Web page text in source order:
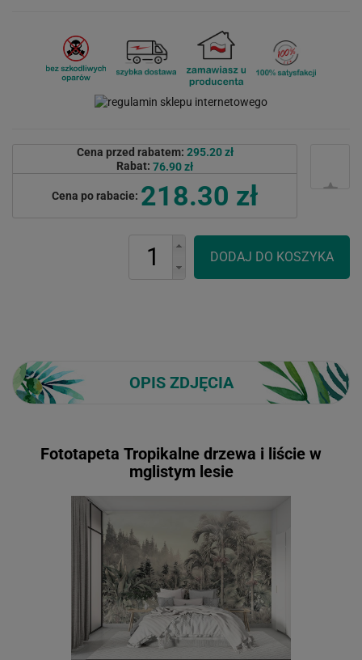
Cena przed rabatem: 295.20 zł
Rabat: 76.90 zł
Cena po rabacie: 218.30 zł
OPIS ZDJĘCIA
Fototapeta Tropikalne drzewa i liście w
mglistym lesie